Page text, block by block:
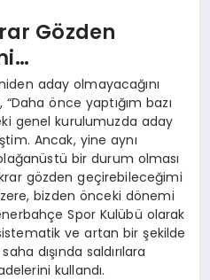
Gözden
aday olmayacağını
“Daha önce yaptığım bazı
genel kurulumuzda aday
Ancak, yine aynı
bir durum olması
gözden geçirebileceğimi
bizden önceki dönemi
Spor Kulübü olarak
ve artan bir şekilde
dışında saldırılara
kullandı.